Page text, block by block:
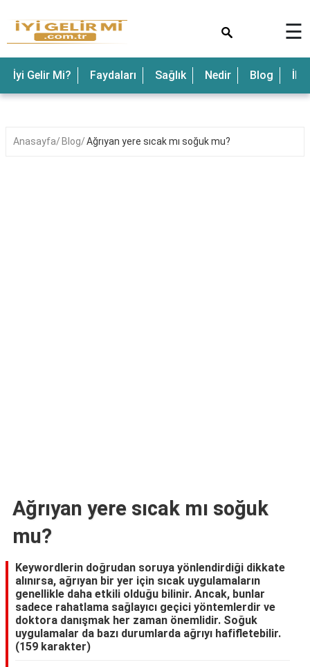
☰
İyi Gelir Mi? Faydaları Sağlık Nedir Blog
Anasayfa Blog Ağrıyan yere sıcak mı soğuk mu?
Ağrıyan yere sıcak mı soğuk
mu?
Keywordlerin doğrudan soruya yönlendirdiği dikkate
alınırsa, ağrıyan bir yer için sıcak uygulamaların
genellikle daha etkili olduğu bilinir. Ancak, bunlar
sadece rahatlama sağlayıcı geçici yöntemlerdir ve
doktora danışmak her zaman önemlidir. Soğuk
uygulamalar da bazı durumlarda ağrıyı hafifletebilir.
(159 karakter)